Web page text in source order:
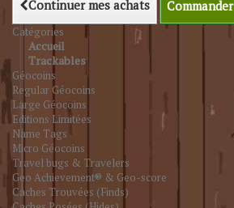
Continuer mes achats Commander
Catégories
Accueil
Trackables
Géocoins
Regular Géocoins
Large Géocoins
Editions Limitées
Name Tags
Micro Géocoins
Travel bugs & Travelers
Geo Achievement® & Geo-score
Caches Trouvées (Finds)